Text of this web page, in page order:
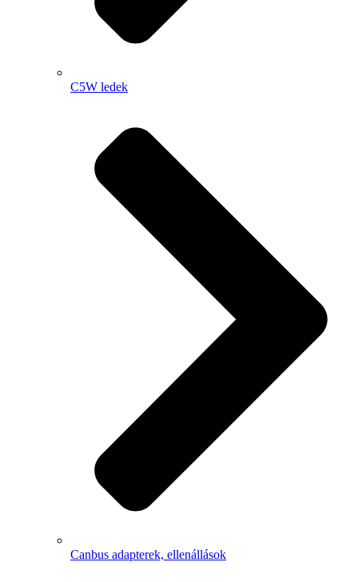
C5W ledek
Canbus adapterek, ellenállások